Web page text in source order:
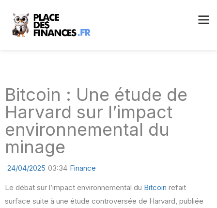
Bitcoin : Une étude de
Harvard sur l’impact
environnemental du
minage
24/04/2025 03:34 Finance
Le débat sur l’impact environnemental du Bitcoin refait
surface suite à une étude controversée de Harvard, publiée